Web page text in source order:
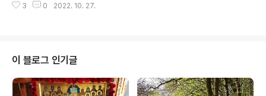
셨다.(마태오 28,20 참조) 하지만 주님은 우리에게 자유를
빠른 속도로 달리면서 길 모퉁이를 돌 때 갑자기 오른쪽 문
택시 밖으로 나왔다. 하지만 아이는 마치 아무 일도 없었다
는 듯이 길 위에 얌전히 누워있었다. 아이 엄마는 아이를 들
어 올려 다친 곳이 없는지 이리저리 살펴보았다. 아이에게
는 상처가 하나도 없었으므로 가슴을 쓸어내리며 택시 안
3 0 2022. 10. 27.
이 블로그 인기글